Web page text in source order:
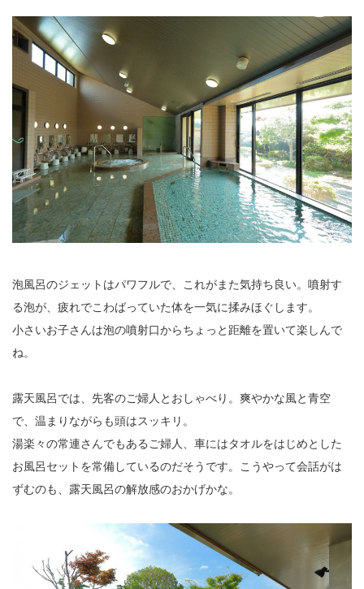
泡風呂のジェットはパワフルで、これがまた気持ち良い。噴射す
る泡が、疲れでこわばっていた体を一気に揉みほぐします。
小さいお子さんは泡の噴射口からちょっと距離を置いて楽しんで
ね。
露天風呂では、先客のご婦人とおしゃべり。爽やかな風と青空
で、温まりながらも頭はスッキリ。
湯楽々の常連さんでもあるご婦人、車にはタオルをはじめとした
お風呂セットを常備しているのだそうです。こうやって会話がは
ずむのも、露天風呂の解放感のおかげかな。